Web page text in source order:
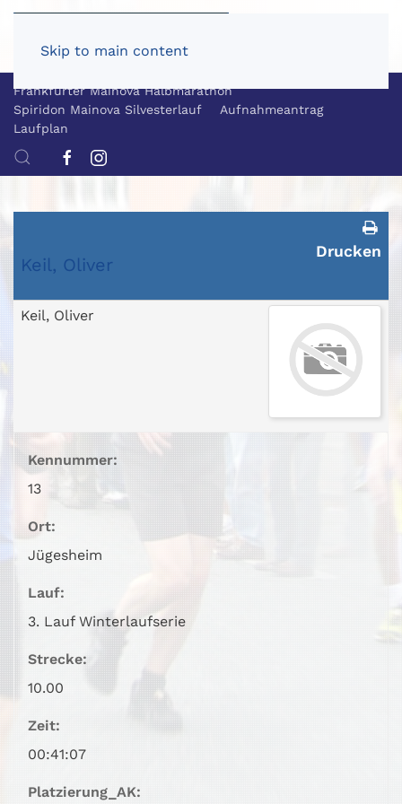
Skip to main content
Frankfurter Mainova Halbmarathon
Spiridon Mainova Silvesterlauf
Aufnahmeantrag
Laufplan
Drucken
Keil, Oliver
Keil, Oliver
Kennummer:
13
Ort:
Jügesheim
Lauf:
3. Lauf Winterlaufserie
Strecke:
10.00
Zeit:
00:41:07
Platzierung_AK: